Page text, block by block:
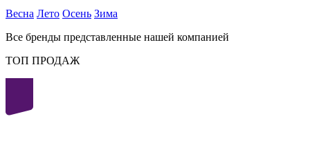
Весна Лето Осень Зима
Все бренды представленные нашей компанией
ТОП ПРОДАЖ